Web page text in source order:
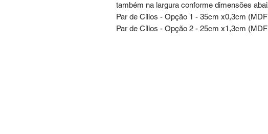
também na largura conforme dimensões
Par de Cílios - Opção 1 - 35cm x0,3cm
Par de Cílios - Opção 2 - 25cm x1,3cm